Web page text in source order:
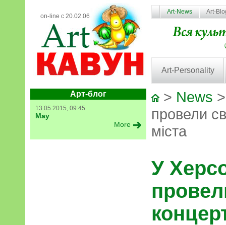
on-line с 20.02.06
Art-News Art-
Art-Personality
Арт-блог
13.05.2015, 09:45
May
More
> News
провели
міста
У